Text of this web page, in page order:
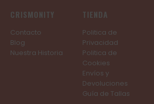
CRISMONITY
Contacto
Blog
Nuestra Historia
TIENDA
Politica de
Privacidad
Politica de
Cookies
Envíos y
Devoluciones
Guía de Tallas